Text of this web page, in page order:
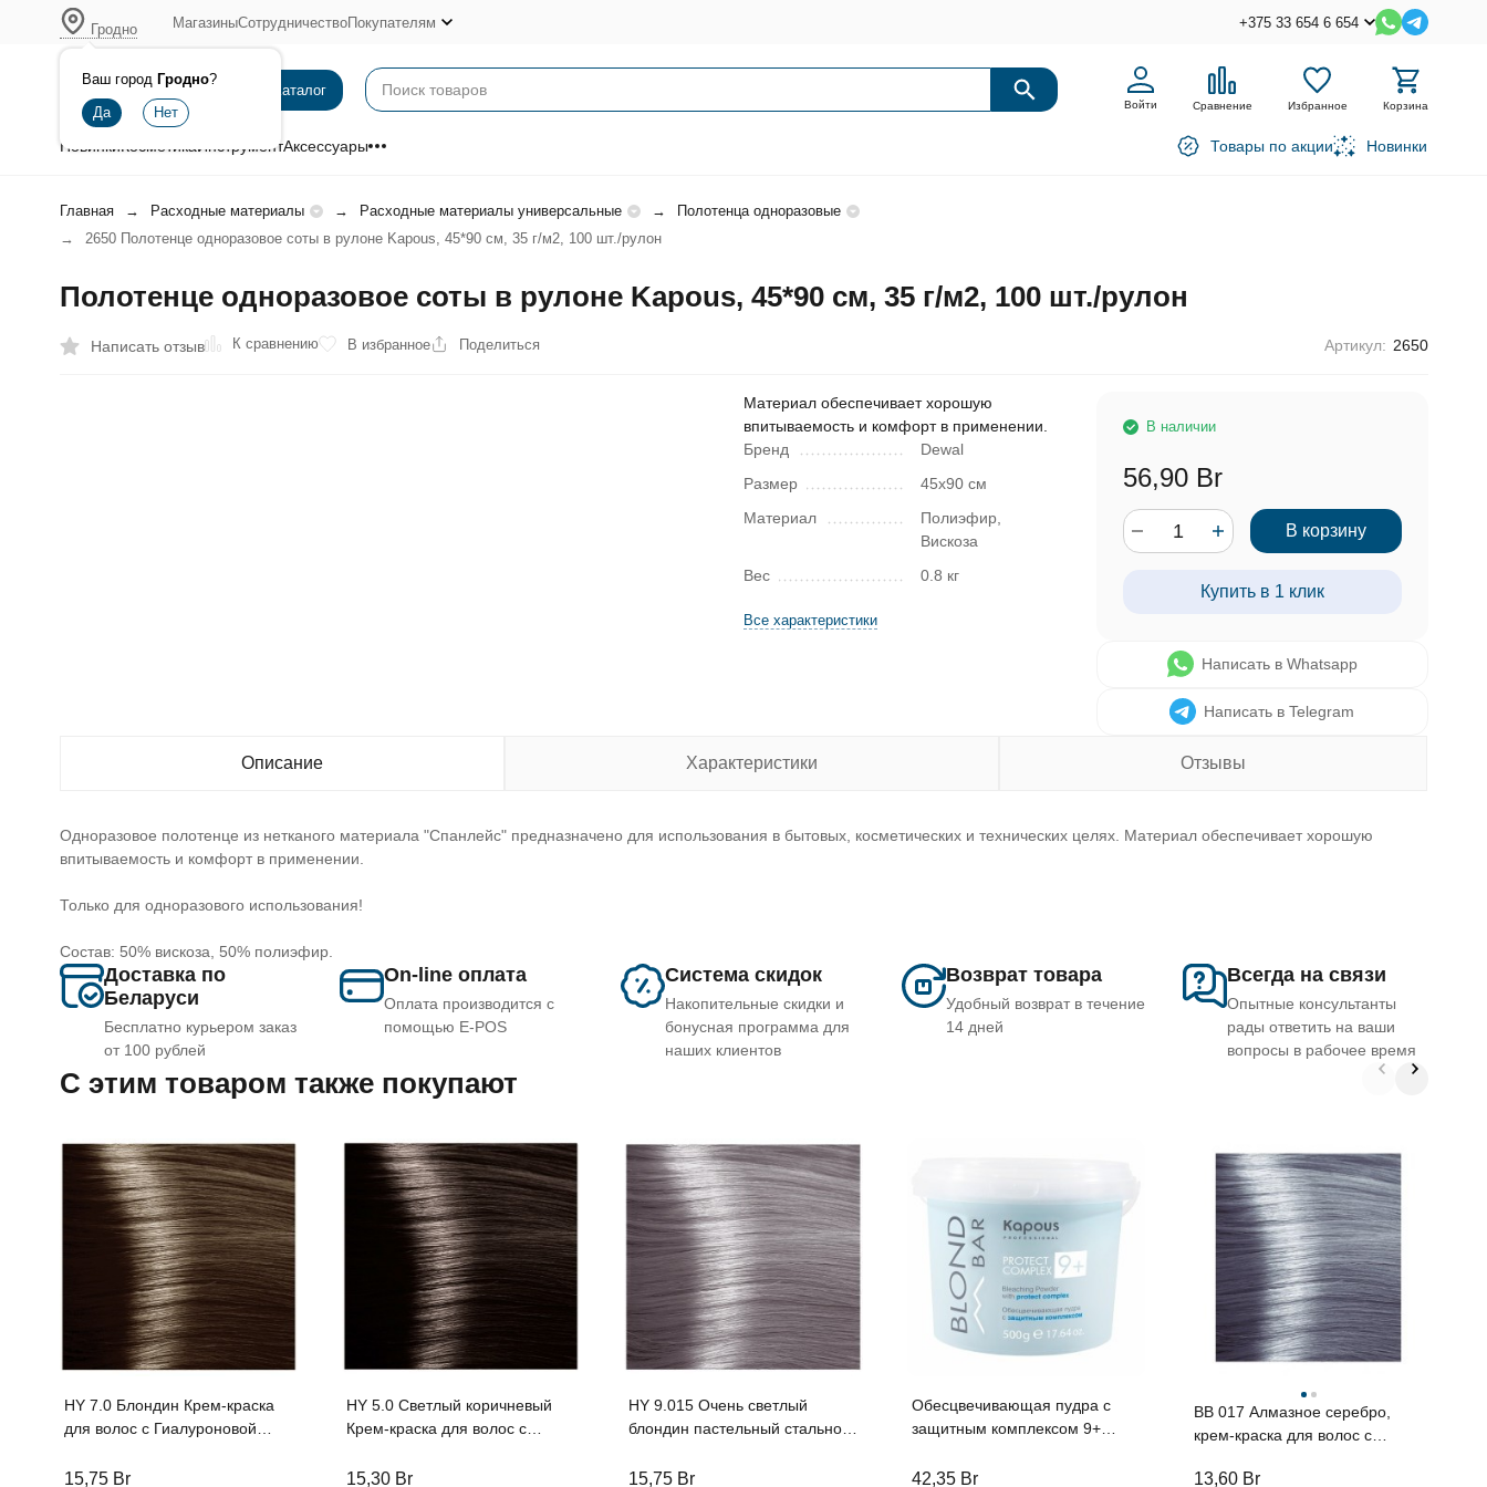
Гродно
Ваш город Гродно?
МагазиныСотрудничествоПокупателям +375 33 654 6 654
Каталог
Войти Сравнение Избранное Корзина
НовинкиКосметикаИнструментАксессуары Товары по акции Новинки
Главная Расходные материалы Расходные материалы универсальные
Полотенца одноразовые
2650 Полотенце одноразовое соты в рулоне Kapous, 45*90 cм, 35 г/м2, 100 шт./рулон
Полотенце одноразовое соты в рулоне Kapous, 45*90 cм, 35 г/м2, 100 шт./рулон
Написать отзыв К сравнению В избранное Поделиться Артикул: 2650
Материал обеспечивает хорошую
впитываемость и комфорт в применении.
Бренд
Dewal
Размер
45х90 см
Материал
Полиэфир,
Вискоза
Вес
0.8 кг
Все характеристики
В наличии
56,90 Br
В корзину
Купить в 1 клик
Написать в Whatsapp
Написать в Telegram
Описание Характеристики Отзывы
Одноразовое полотенце из нетканого материала "Спанлейс" предназначено для использования в бытовых, косметических и технических целях. Материал обеспечивает хорошую
впитываемость и комфорт в применении.
Только для одноразового использования!
Состав: 50% вискоза, 50% полиэфир.
Доставка по
Беларуси
Бесплатно курьером заказ
от 100 рублей
On-line оплата
Оплата производится с
помощью E-POS
Система скидок
Накопительные скидки и
бонусная программа для
наших клиентов
Возврат товара
Удобный возврат в течение
14 дней
Всегда на связи
Опытные консультанты
рады ответить на ваши
вопросы в рабочее время
C этим товаром также покупают
HY 7.0 Блондин Крем-краска
для волос с Гиалуроновой
acid”, 100мл
15,75 Br
HY 5.0 Светлый коричневый
Крем-краска для волос с
“Hyaluronic acid”, 100мл
15,30 Br
HY 9.015 Очень светлый
блондин пастельный стальной
Гиалуроновой кислотой серии
15,75 Br
Обесцвечивающая пудра с
защитным комплексом 9+
г
42,35 Br
BB 017 Алмазное серебро,
крем-краска для волос с
"Blond Bar", 100 мл
13,60 Br